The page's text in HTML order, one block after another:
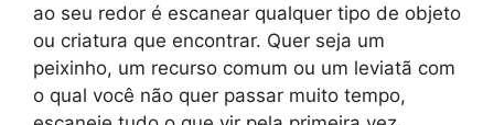
ao seu redor é escanear qualquer tipo de objeto
ou criatura que encontrar. Quer seja um
peixinho, um recurso comum ou um leviatã com
o qual você não quer passar muito tempo,